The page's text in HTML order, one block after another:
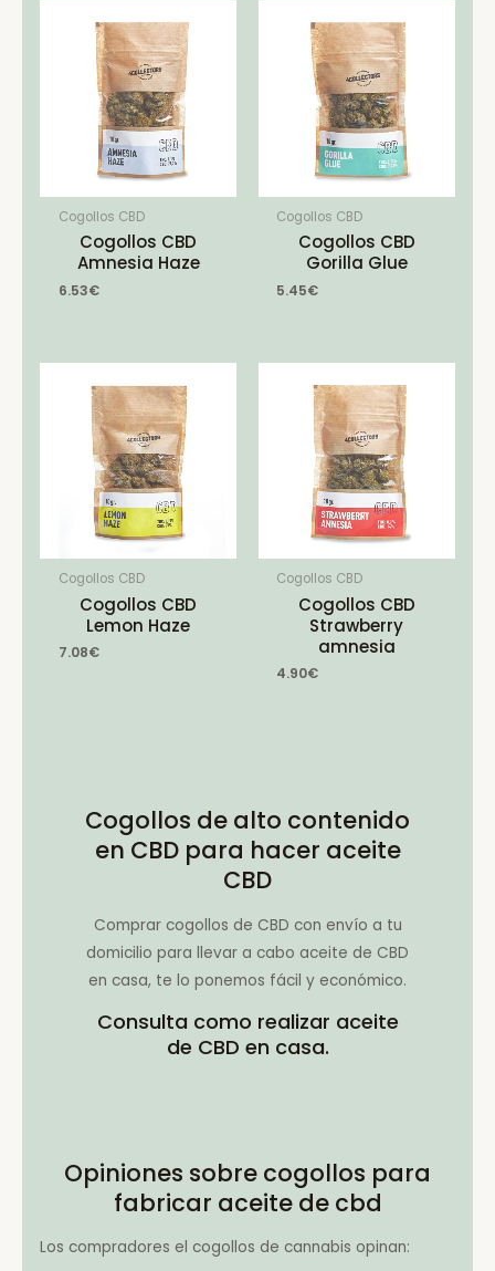
Cogollos CBD
Cogollos CBD
Amnesia Haze
6.53€
Cogollos CBD
Cogollos CBD
Gorilla Glue
5.45€
Cogollos CBD
Cogollos CBD
Lemon Haze
7.08€
Cogollos CBD
Cogollos CBD
Strawberry
amnesia
4.90€
Cogollos de alto contenido
en CBD para hacer aceite
CBD
Comprar cogollos de CBD con envío a tu
domicilio para llevar a cabo aceite de CBD
en casa, te lo ponemos fácil y económico.
Consulta como realizar aceite
de CBD en casa.
Opiniones sobre cogollos para
fabricar aceite de cbd
Los compradores el cogollos de cannabis opinan: